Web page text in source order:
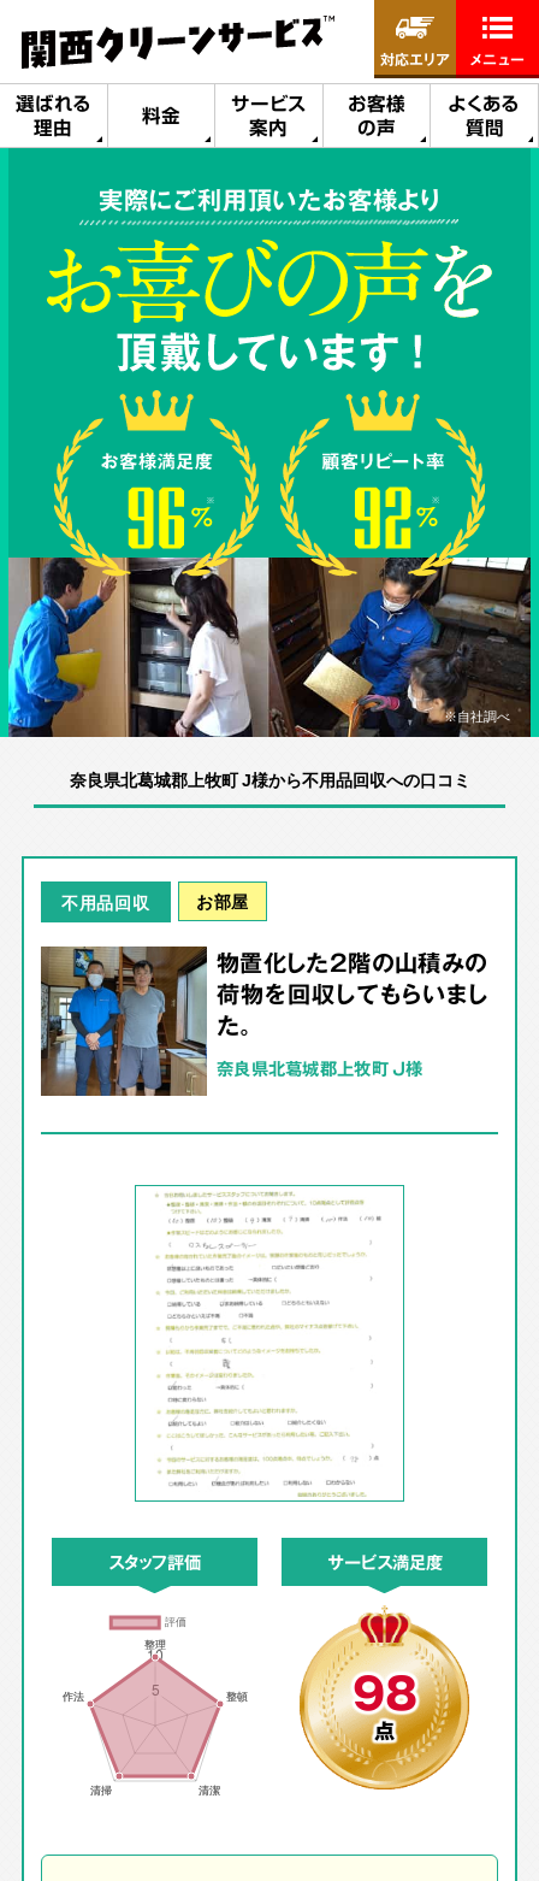
選ばれる
理由
料金
サービス
案内
お客様
の声
よくある
質問
対応エリア メニュー
実際にご利用頂いたお客様より
※自社調べ
奈良県北葛城郡上牧町 J様から不用品回収への口コミ
不用品回収 お部屋
物置化した2階の山積みの
荷物を回収してもらいまし
た。
奈良県北葛城郡上牧町 J様
スタッフ評価 サービス満足度
98
点